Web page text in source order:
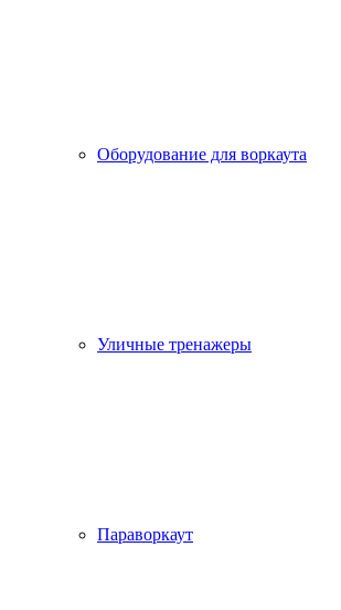
Оборудование для воркаута
Уличные тренажеры
Параворкаут